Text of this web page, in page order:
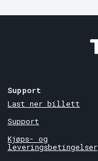
Support
Last ner billett
Support
Kjøps- og
leveringsbetingelser